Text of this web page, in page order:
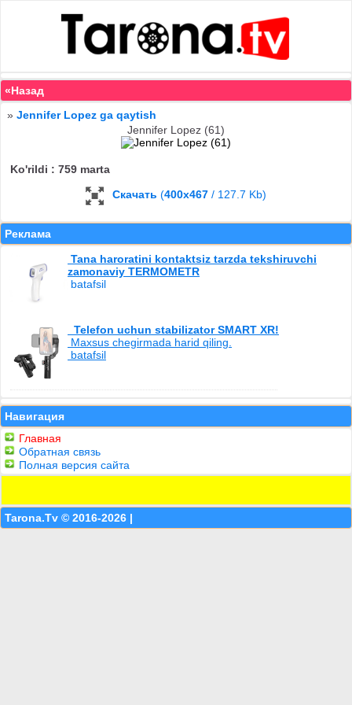
«Назад
» Jennifer Lopez ga qaytish
Jennifer Lopez (61)
Ko'rildi : 759 marta
Скачать (400x467 / 127.7 Kb)
Реклама
Tana haroratini kontaktsiz tarzda tekshiruvchi
zamonaviy TERMOMETR
batafsil
Telefon uchun stabilizator SMART XR!
Maxsus chegirmada harid qiling.
batafsil
Навигация
Главная
Обратная связь
Полная версия сайта
Tarona.Tv © 2016-2026 |